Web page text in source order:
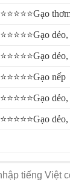
⭐⭐⭐⭐⭐Gạo
⭐⭐⭐⭐⭐Gạo
⭐⭐⭐⭐⭐Gạo
⭐⭐⭐⭐⭐Gạo nếp
⭐⭐⭐⭐⭐Gạo
⭐⭐⭐⭐⭐Gạo